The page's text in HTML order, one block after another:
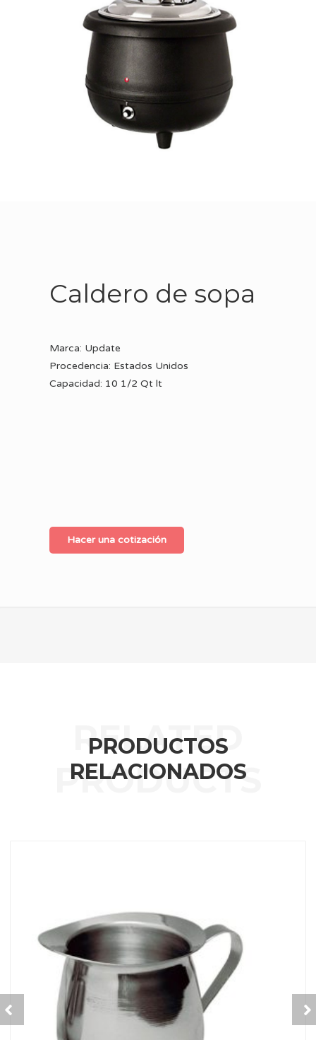
Caldero de sopa
Marca: Update
Procedencia: Estados Unidos
Capacidad: 10 1/2 Qt lt
Hacer una cotización
PRODUCTOS
RELACIONADOS